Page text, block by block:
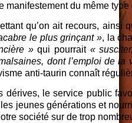
manifestement du même
qu’on ait recours, ainsi
le plus grinçant », la
»qui pourrait «
dont l’emploi de la
anti-taurin connaît
dérives, le service public
jeunes générations et
société sur de trop